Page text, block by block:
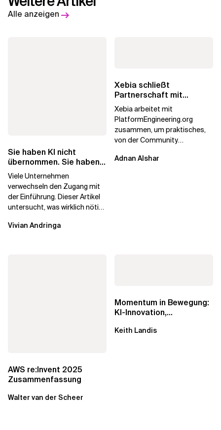
Alle anzeigen
Sie haben KI nicht
übernommen. Sie haben
Lizenzen gekauft.
Viele Unternehmen
verwechseln den Zugang mit
der Einführung. Dieser Artikel
untersucht, was wirklich nötig
Wirkung...
Vivian Andringa
Xebia schließt
Partnerschaft mit
PlatformEngineering.org
Xebia arbeitet mit
PlatformEngineering.org
zusammen, um praktisches,
von der Community
Engineering voranzutreiben,
Adnan Alshar
AWS re:Invent 2025
Zusammenfassung
Walter van der Scheer
Momentum in Bewegung:
KI-Innovation,
Macht der...
Keith Landis